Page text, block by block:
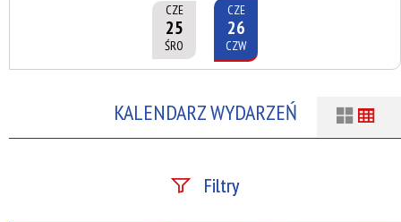
CZE
25
ŚRO
CZE
26
CZW
KALENDARZ WYDARZEŃ
Filtry